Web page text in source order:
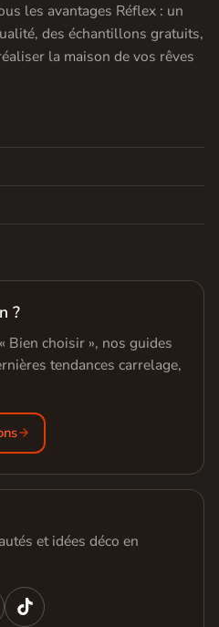
les avantages Réflex : un
des échantillons gratuits,
la maison de vos rêves
?
Bien choisir », nos guides
tendances carrelage,
et idées déco en